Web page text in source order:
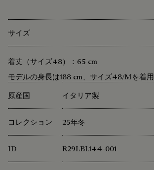
サイズ
着丈（サイズ48）：65 cm
モデルの身長は188 cm、サイズ48/Mを着用
原産国
イタリア製
コレクション 25年冬
ID R29LBL144-001